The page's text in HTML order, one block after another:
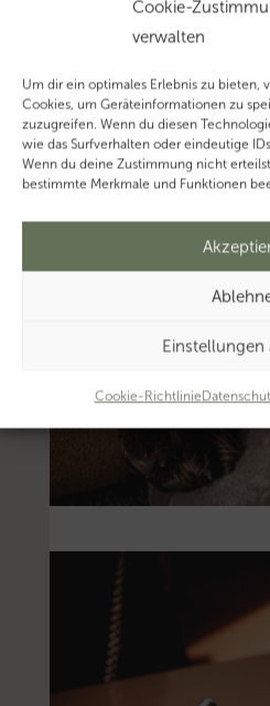
Cookie-
verwalten
Um dir ein optimales Erlebnis zu bieten,
Cookies, um Geräteinformationen zu
zuzugreifen. Wenn du diesen
wie das Surfverhalten oder eindeutige
Wenn du deine Zustimmung nicht
bestimmte Merkmale und Funktionen
Einstellungen
Cookie-Richtlinie